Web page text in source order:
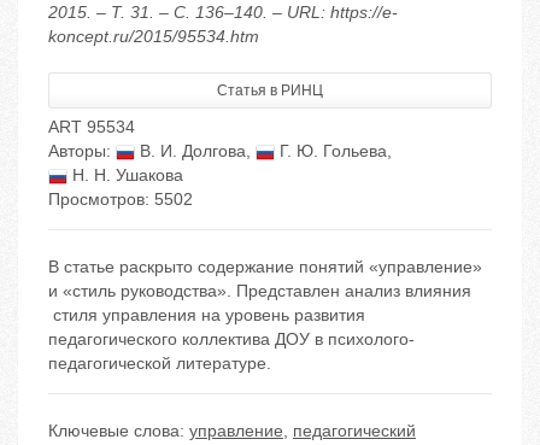
2015. – Т. 31. – С. 136–140. – URL: https://e-
koncept.ru/2015/95534.htm
Статья в РИНЦ
ART 95534
Авторы:
В. И. Долгова, Г. Ю. Гольева,
Н. Н. Ушакова
Просмотров: 5502
В статье раскрыто содержание понятий «управление»
и «стиль руководства». Представлен анализ влияния
стиля управления на уровень развития
педагогического коллектива ДОУ в психолого-
педагогической литературе.
Ключевые слова: управление, педагогический